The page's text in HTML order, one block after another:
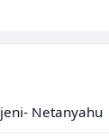
Netanyahu